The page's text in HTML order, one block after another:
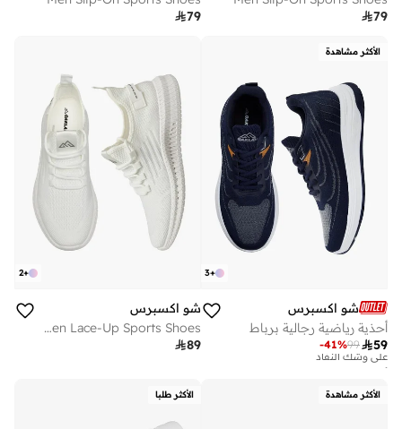
79
79
الأكثر مشاهدة
+
3
شو اكسبرس
أحذية رياضية رجالية برباط
59
99
-41%
أفضل سعر لهذا العام
تم بيع أكثر من 20 مؤخرا
على وشك النفاد
أفضل سعر لهذا العام
على وشك النفاد
+
2
شو اكسبرس
Men Lace-Up Sports Shoes
89
الأكثر مشاهدة الأكثر طلبا